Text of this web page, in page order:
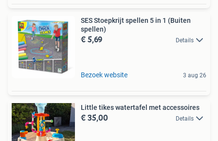
SES Stoepkrijt spellen 5 in 1 (Buiten
spellen)
€ 5,69 Details
Bezoek website 3 aug 26
Little tikes watertafel met accessoires
€ 35,00 Details